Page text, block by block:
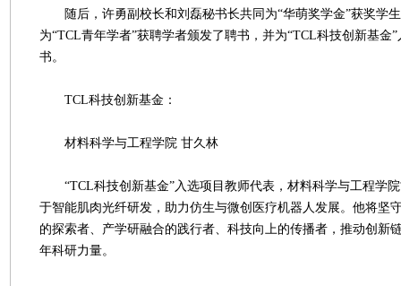
随后，许勇副校长和刘磊秘书长共同为“华萌奖学金”获奖学
为“TCL青年学者”获聘学者颁发了聘书，并为“TCL科技创新基金
书。
TCL科技创新基金：
材料科学与工程学院 甘久林
“TCL科技创新基金”入选项目教师代表，材料科学与工程学院
于智能肌肉光纤研发，助力仿生与微创医疗机器人发展。他将坚
的探索者、产学研融合的践行者、科技向上的传播者，推动创新
年科研力量。